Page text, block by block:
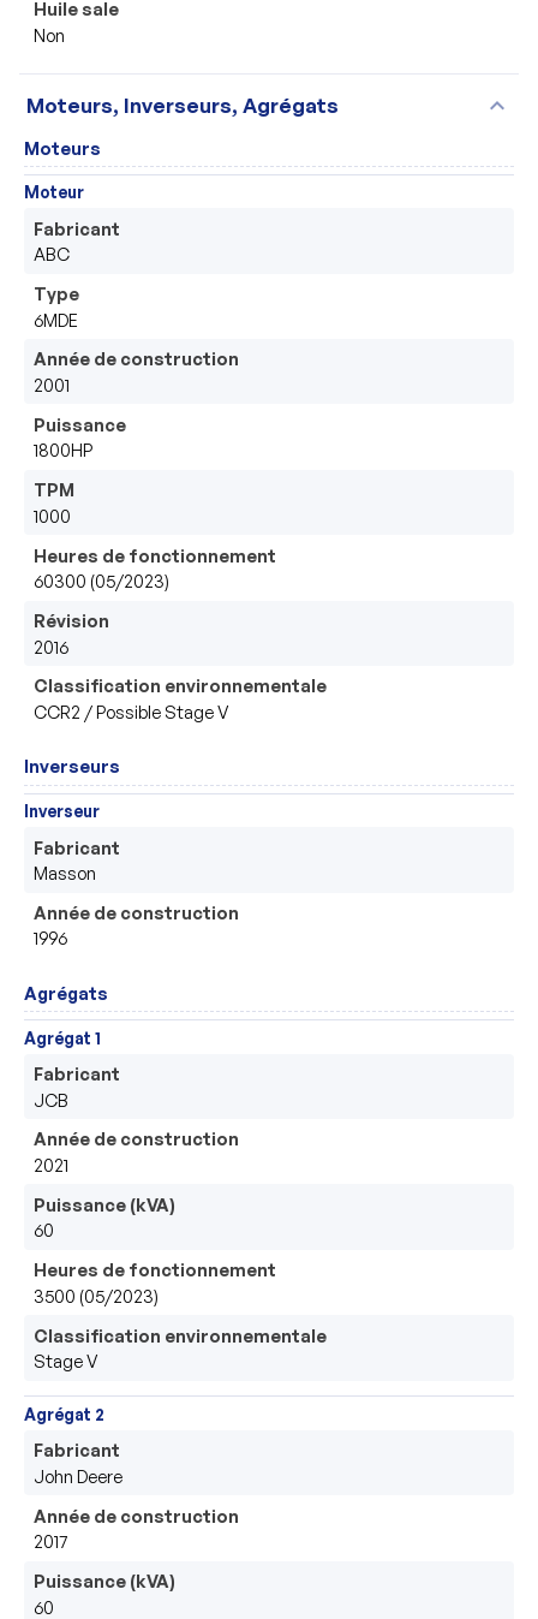
Huile sale
Non
Moteurs, Inverseurs, Agrégats expand_more
Moteurs
Moteur
Fabricant
ABC
Type
6MDE
Année de construction
2001
Puissance
1800HP
TPM
1000
Heures de fonctionnement
60300 (05/2023)
Révision
2016
Classification environnementale
CCR2 / Possible Stage V
Inverseurs
Inverseur
Fabricant
Masson
Année de construction
1996
Agrégats
Agrégat 1
Fabricant
JCB
Année de construction
2021
Puissance (kVA)
60
Heures de fonctionnement
3500 (05/2023)
Classification environnementale
Stage V
Agrégat 2
Fabricant
John Deere
Année de construction
2017
Puissance (kVA)
60